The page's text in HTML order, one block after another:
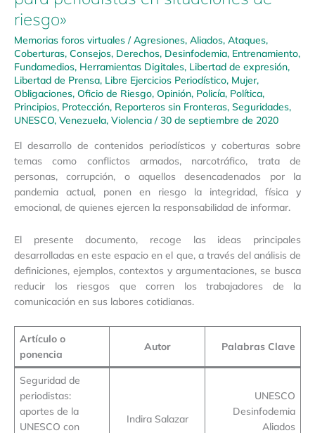
riesgo»
Memorias foros virtuales /Agresiones, Aliados, Ataques,
Coberturas, Consejos, Derechos, Desinfodemia, Entrenamiento,
Fundamedios, Herramientas Digitales, Libertad de expresión,
Libertad de Prensa, Libre Ejercicios Periodístico, Mujer,
Obligaciones, Oficio de Riesgo, Opinión, Policía, Política,
Principios, Protección, Reporteros sin Fronteras, Seguridades,
UNESCO, Venezuela, Violencia /30 de septiembre de 2020
El desarrollo de contenidos periodísticos y coberturas sobre
temas como conflictos armados, narcotráfico, trata de
personas, corrupción, o aquellos desencadenados por la
pandemia actual, ponen en riesgo la integridad, física y
emocional, de quienes ejercen la responsabilidad de informar.
El presente documento, recoge las ideas principales
desarrolladas en este espacio en el que, a través del análisis de
definiciones, ejemplos, contextos y argumentaciones, se busca
reducir los riesgos que corren los trabajadores de la
comunicación en sus labores cotidianas.
Artículo o
ponencia
Autor Palabras Clave
Seguridad de
periodistas:
aportes de la
UNESCO con
Indira Salazar
UNESCO
Desinfodemia
Aliados